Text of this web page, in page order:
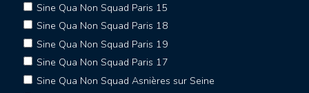
Sine Qua Non Squad Paris 15
Sine Qua Non Squad Paris 18
Sine Qua Non Squad Paris 19
Sine Qua Non Squad Paris 17
Sine Qua Non Squad Asnières sur Seine